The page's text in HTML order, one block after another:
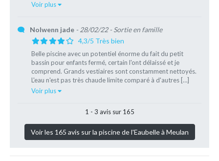
Voir plus
Nolwenn jade - 28/02/22- Sortie en famille
4,3/5 Très bien
Belle piscine avec un potentiel énorme du fait du petit
bassin pour enfants fermé, certain l'ont délaissé et je
comprend. Grands vestiaires sont constamment nettoyés.
L'eau n'est pas très chaude limite comparé à d'autres […]
Voir plus
1 - 3 avis sur 165
Voir les 165 avis sur la piscine de l'Eaubelle à Meulan